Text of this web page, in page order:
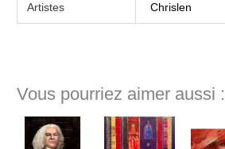
Artistes Chrislen
Vous pourriez aimer aussi :